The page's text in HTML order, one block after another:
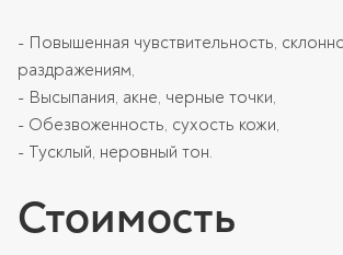
- Повышенная чувствительность,
раздражениям,
- Высыпания, акне, черные точки,
- Обезвоженность, сухость кожи,
- Тусклый, неровный тон.
Стоимость